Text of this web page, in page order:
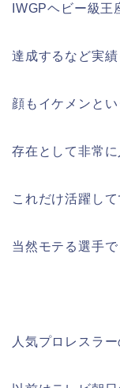
IWGPヘビー級
達成するなど実
顔もイケメンと
存在として非常に
これだけ活躍し
当然モテる選手で
人気プロレスラ